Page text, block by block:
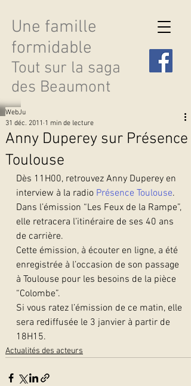
Une famille
formidable
Tout sur la saga
des Beaumont
Découvrir les saisons
Anny Duperey sur Présence
Toulouse
WebJu
31 déc. 2011 1 min de lecture
Dès 11H00, retrouvez Anny Duperey en
interview à la radio Présence Toulouse.
Dans l’émission “Les Feux de la Rampe”,
elle retracera l’itinéraire de ses 40 ans
de carrière.
Cette émission, à écouter en ligne, a été
enregistrée à l’occasion de son passage
à Toulouse pour les besoins de la pièce
“Colombe”.
Si vous ratez l’émission de ce matin, elle
sera rediffusée le 3 janvier à partir de
18H15.
Actualités des acteurs